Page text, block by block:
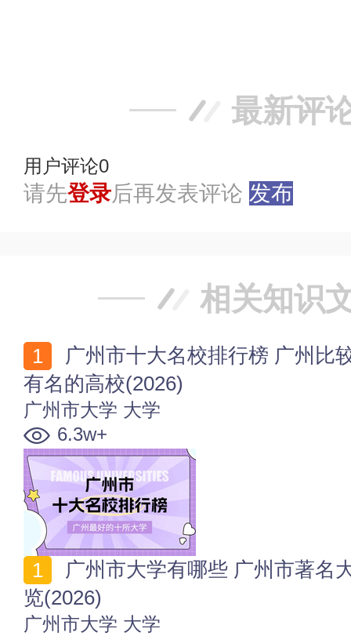
最新评
用户评论0
请先登录后再发表评论 发布
相关知识
有名的高校(2026)
广州市大学 大学
6.3w+
览(2026)
广州市大学 大学